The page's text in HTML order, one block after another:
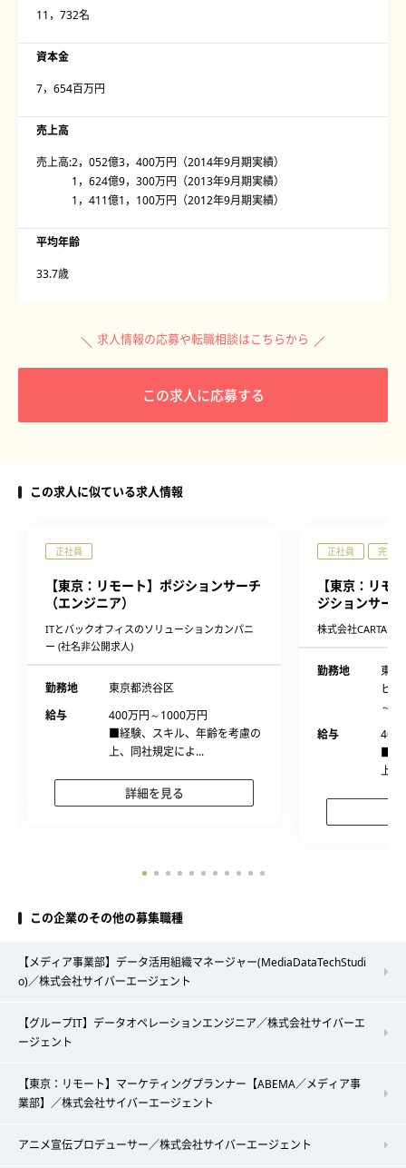
11，732名
資本金
7，654百万円
売上高
売上高:2，052億3，400万円（2014年9月期実績）
1，624億9，300万円（2013年9月期実績）
1，411億1，100万円（2012年9月期実績）
平均年齢
33.7歳
求人情報の応募や転職相談はこちらから
この求人に応募する
この求人に似ている求人情報
正社員
【東京：リモート】ポジションサーチ
（エンジニア）
ITとバックオフィスのソリューションカンパニ
ー (社名非公開求人)
勤務地
東京都渋谷区
給与
400万円～1000万円
■経験、スキル、年齢を考慮の
上、同社規定によ...
詳細を見る
正社員 完全
【東京：リ
ジションサーチ
株式会社
勤務地
東京
ヒ
～
給与
400
■経
上、
この企業のその他の募集職種
【メディア事業部】データ活用組織マネージャー(MediaDataTechStudi
o)／株式会社サイバーエージェント
【グループIT】データオペレーションエンジニア／株式会社サイバーエ
ージェント
【東京：リモート】マーケティングプランナー【ABEMA／メディア事
業部】／株式会社サイバーエージェント
アニメ宣伝プロデューサー／株式会社サイバーエージェント